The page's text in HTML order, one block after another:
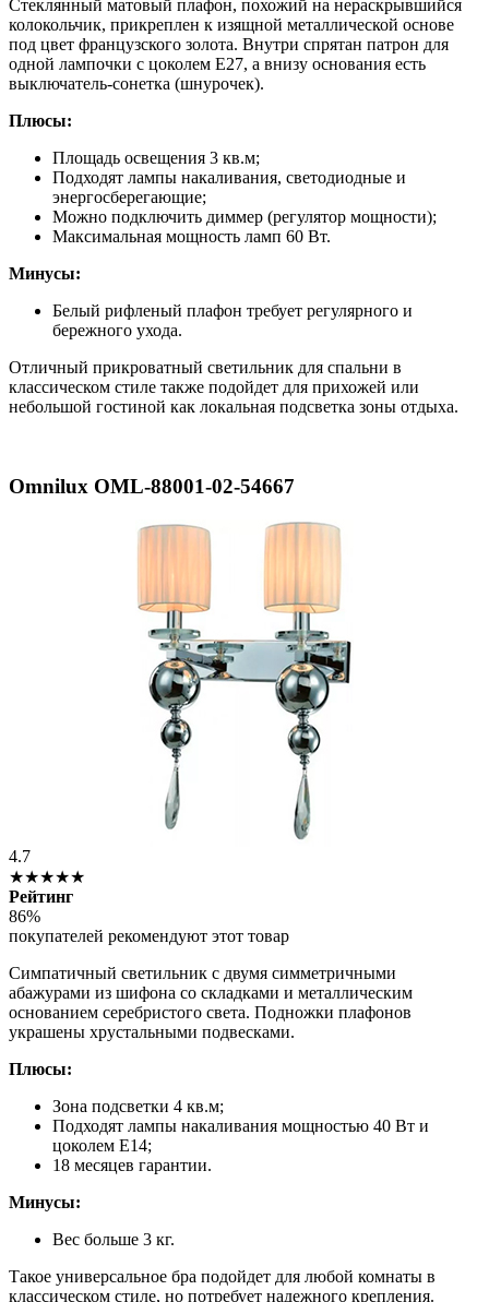
Стеклянный матовый плафон, похожий на нераскрывшийся
колокольчик, прикреплен к изящной металлической основе
под цвет французского золота. Внутри спрятан патрон для
одной лампочки с цоколем Е27, а внизу основания есть
выключатель-сонетка (шнурочек).
Плюсы:
Площадь освещения 3 кв.м;
Подходят лампы накаливания, светодиодные и
энергосберегающие;
Можно подключить диммер (регулятор мощности);
Максимальная мощность ламп 60 Вт.
Минусы:
Белый рифленый плафон требует регулярного и
бережного ухода.
Отличный прикроватный светильник для спальни в
классическом стиле также подойдет для прихожей или
небольшой гостиной как локальная подсветка зоны отдыха.
Omnilux OML-88001-02-54667
4.7
★★★★★
Рейтинг
86%
покупателей рекомендуют этот товар
Симпатичный светильник с двумя симметричными
абажурами из шифона со складками и металлическим
основанием серебристого света. Подножки плафонов
украшены хрустальными подвесками.
Плюсы:
Зона подсветки 4 кв.м;
Подходят лампы накаливания мощностью 40 Вт и
цоколем Е14;
18 месяцев гарантии.
Минусы:
Вес больше 3 кг.
Такое универсальное бра подойдет для любой комнаты в
классическом стиле, но потребует надежного крепления.